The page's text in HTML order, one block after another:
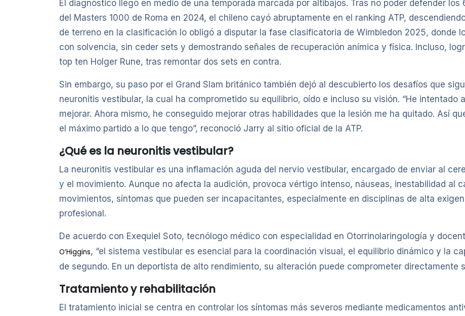
El diagnóstico llegó en medio de una temporada marcada por altibajos. Tras no poder defender
del Masters 1000 de Roma en 2024, el chileno cayó abruptamente en el ranking ATP,
de terreno en la clasificación lo obligó a disputar la fase clasificatoria de Wimbledon 2025, donde
con solvencia, sin ceder sets y demostrando señales de recuperación anímica y física. Incluso,
top ten Holger Rune, tras remontar dos sets en contra.
Sin embargo, su paso por el Grand Slam británico también dejó al descubierto los desafíos que
neuronitis vestibular, la cual ha comprometido su equilibrio, oído e incluso su visión. “He intentado
mejorar. Ahora mismo, he conseguido mejorar otras habilidades que la lesión me ha quitado. Así
el máximo partido a lo que tengo”, reconoció Jarry al sitio oficial de la ATP.
¿Qué es la neuronitis vestibular?
La neuronitis vestibular es una inflamación aguda del nervio vestibular, encargado de enviar al
y el movimiento. Aunque no afecta la audición, provoca vértigo intenso, náuseas, inestabilidad al
movimientos, síntomas que pueden ser incapacitantes, especialmente en disciplinas de alta
profesional.
De acuerdo con Exequiel Soto, tecnólogo médico con especialidad en Otorrinolaringología y
O’Higgins, “el sistema vestibular es esencial para la coordinación visual, el equilibrio dinámico y la
de segundo. En un deportista de alto rendimiento, su alteración puede comprometer directamente
Tratamiento y rehabilitación
El tratamiento inicial se centra en controlar los síntomas más severos mediante medicamentos